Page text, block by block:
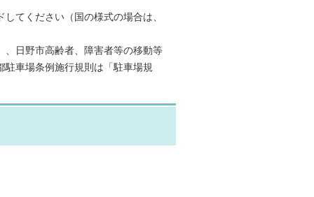
てください（国の様式の場合は、
日野市高齢者、障害者等の移動等
駐車場条例施行規則は「駐車場規